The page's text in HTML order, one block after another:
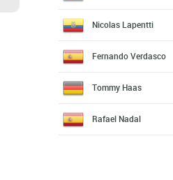
Nicolas Lapentti
Fernando Verdasco
Tommy Haas
Rafael Nadal